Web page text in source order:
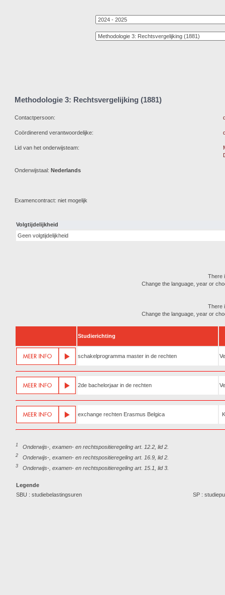
Methodologie 3: Rechtsvergelijking (1881)
Contactpersoon:
Coördinerend verantwoordelijke:
Lid van het onderwijsteam:
Onderwijstaal: Nederlands
Examencontract: niet mogelijk
Volgtijdelijkheid
Geen volgtijdelijkheid
There
Change the language, year or
There
Change the language, year or
Studierichting
schakelprogramma master in de rechten
2de bachelorjaar in de rechten
exchange rechten Erasmus Belgica
1 Onderwijs-, examen- en rechtspositieregeling art. 12.2, lid 2.
2 Onderwijs-, examen- en rechtspositieregeling art. 16.9, lid 2.
3 Onderwijs-, examen- en rechtspositieregeling art. 15.1, lid 3.
Legende
SBU : studiebelastingsuren
SP :